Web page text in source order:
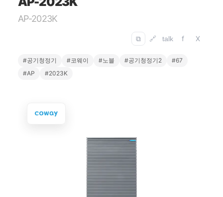
AP-2023K
⧉ 🔗 talk f X
#공기청정기 #코웨이 #노블 #공기청정기2
#67
#AP
#2023K